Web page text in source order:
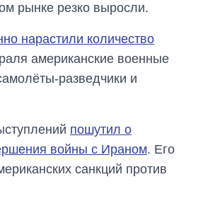
рынке резко выросли.
нарастили количество
американские военные
разведчики и
пошутил о
войны с Ираном. Его
санкций против